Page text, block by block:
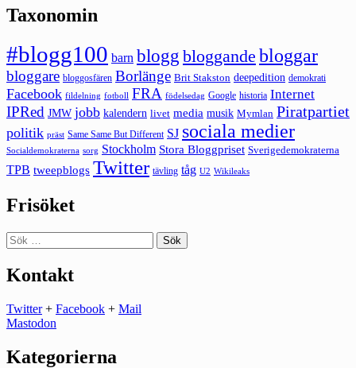
Taxonomin
#blogg100 barn blogg bloggande bloggar
bloggare bloggosfären Borlänge Brit Stakston deepedition demokrati
Facebook fildelning fotboll FRA födelsedag Google historia Internet
IPRed JMW jobb kalendern livet media musik Mymlan Piratpartiet
politik präst Same Same But Different SJ sociala medier
Socialdemokraterna sorg Stockholm Stora Bloggpriset Sverigedemokraterna
TPB tweepblogs Twitter tävling tåg U2 Wikileaks
Frisöket
Sök
efter:
Kontakt
Twitter+ Facebook + Mail
Mastodon
Kategorierna